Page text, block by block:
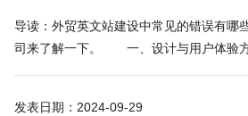
导读：外贸英文站建设中常见的错误有哪
司来了解一下。 一、设计与用户体
发表日期：2024-09-29